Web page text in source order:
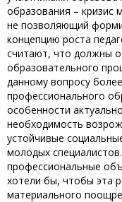
образования – кризис
не позволяющий
концепцию роста
считают, что должны
образовательного
данному вопросу
профессионального
особенности
необходимость
устойчивые
молодых
профессиональные
хотели бы, чтобы эта
материального